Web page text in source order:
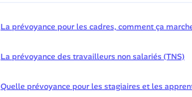
La prévoyance pour les cadres, comment ça
La prévoyance des travailleurs non salariés (TNS)
Quelle prévoyance pour les stagiaires et les